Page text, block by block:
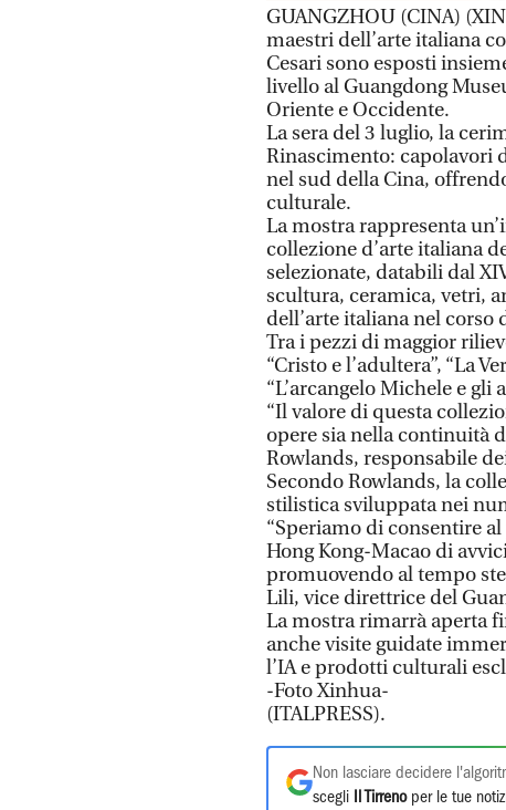
GUANGZHOU (CINA)
maestri dell’arte italiana
Cesari sono esposti
livello al Guangdong
Oriente e Occidente.
La sera del 3 luglio, la
Rinascimento: capolavori
nel sud della Cina,
culturale.
La mostra rappresenta
collezione d’arte italiana
selezionate, databili dal
scultura, ceramica, vetri,
dell’arte italiana nel corso
Tra i pezzi di maggior
“Cristo e l’adultera”, “La
“L’arcangelo Michele e
“Il valore di questa
opere sia nella continuità
Rowlands, responsabile
Secondo Rowlands, la
stilistica sviluppata nei
“Speriamo di consentire
Hong Kong-Macao di
promuovendo al tempo
Lili, vice direttrice del
La mostra rimarrà aperta
anche visite guidate
l’IA e prodotti culturali
-Foto Xinhua-
(ITALPRESS).
Non lasciare decidere
scegli
Il Tirrenoper le tue